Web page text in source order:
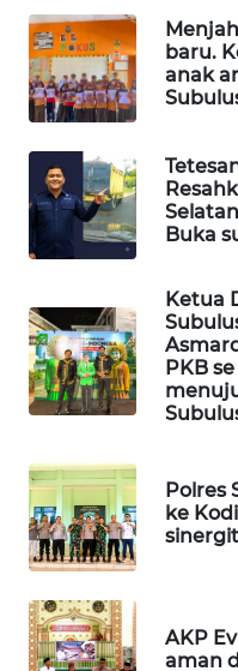
baru.
anak
Buka
Ketua
PKB
Polres
ke
AKP
aman
OTOMOTIF
WAHANA
HEALTH
WAHANA
DESA
WISATA
WAHANA
Wahana
Network
LISTRIK
MASYARAKAT
KELISTRIKAN
WALINKI
ID